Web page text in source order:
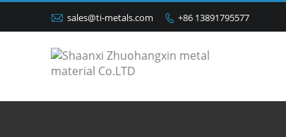
 sales@ti-metals.com  +86 13891795577